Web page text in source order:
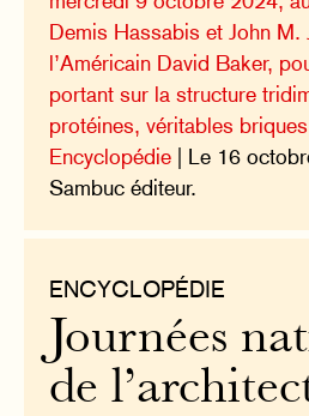
Demis Hassabis et John M.
l’Américain David Baker,
portant sur la structure
protéines, véritables
Encyclopédie | Le 16
Sambuc éditeur.
ENCYCLOPÉDIE
Journées
de